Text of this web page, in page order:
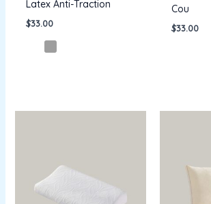
Latex Anti-Traction
$33.00
Cou
$33.00